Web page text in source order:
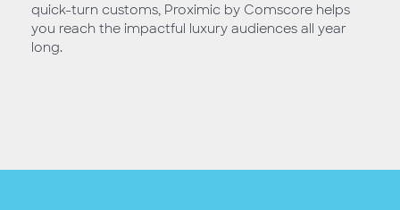
quick-turn customs, Proximic by Comscore helps
you reach the impactful luxury audiences all year
long.